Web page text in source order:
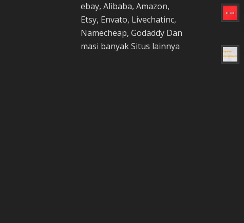
ebay, Alibaba, Amazon,
Etsy, Envato, Livechatinc,
Namecheap, Godaddy Dan
masi banyak Situs lainnya